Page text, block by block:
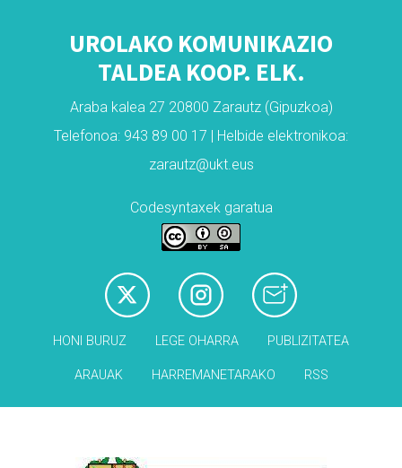
UROLAKO KOMUNIKAZIO
TALDEA KOOP. ELK.
Araba kalea 27 20800 Zarautz (Gipuzkoa)
Telefonoa: 943 89 00 17 | Helbide elektronikoa:
zarautz@ukt.eus
Codesyntaxek garatua
HONI BURUZ LEGE OHARRA PUBLIZITATEA
ARAUAK HARREMANETARAKO RSS